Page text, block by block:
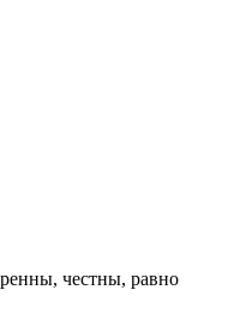
честны, равно